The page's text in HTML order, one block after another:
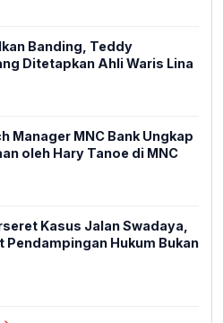
Banding, Teddy
Ditetapkan Ahli Waris Lina
Manager MNC Bank Ungkap
oleh Hary Tanoe di MNC
Kasus Jalan Swadaya,
Pendampingan Hukum Bukan